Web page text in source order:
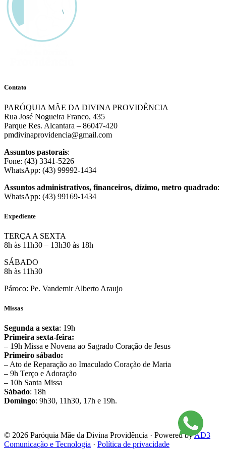
Contato
PARÓQUIA MÃE DA DIVINA PROVIDÊNCIA
Rua José Nogueira Franco, 435
Parque Res. Alcantara – 86047-420
pmdivinaprovidencia@gmail.com
Assuntos pastorais:
Fone: (43) 3341-5226
WhatsApp: (43) 99992-1434
Assuntos administrativos, financeiros, dízimo, metro quadrado:
WhatsApp: (43) 99169-1434
Expediente
TERÇA A SEXTA
8h às 11h30 – 13h30 às 18h
SÁBADO
8h às 11h30
Pároco: Pe. Vandemir Alberto Araujo
Missas
Segunda a sexta: 19h
Primeira sexta-feira:
– 19h Missa e Novena ao Sagrado Coração de Jesus
Primeiro sábado:
– Ato de Reparação ao Imaculado Coração de Maria
– 9h Terço e Adoração
– 10h Santa Missa
Sábado: 18h
Domingo: 9h30, 11h30, 17h e 19h.
© 2026 Paróquia Mãe da Divina Providência · Powered byAD3
Comunicação e Tecnologia · Política de privacidade